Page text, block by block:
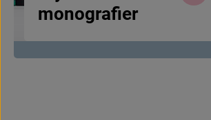
monografer